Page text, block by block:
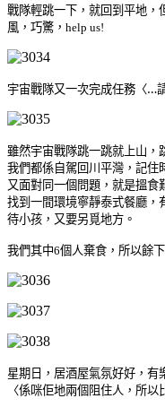
戰隊輕跳一下，就回到平地，
風，巧驚， help us!
宇宙戰隊又一次完成任務〈…
雖然宇宙戰隊跳一跳就上山，
我們都係自駕回川平灣，記住
又面對同一個問題，就是搵食
找到一間環境寧靜泰式餐廳，
待小孩，又要另覓地方。
我們其中6個人棄食，所以餘下
星期日，居酒屋氣氛好好，有
〈係咪佢地兩個阻住人，所